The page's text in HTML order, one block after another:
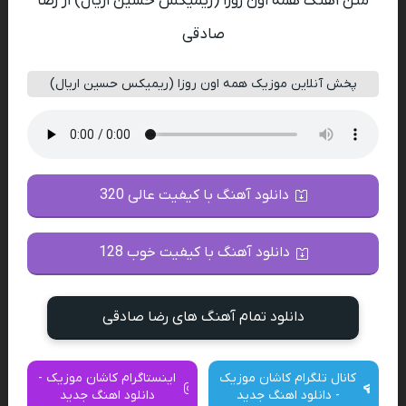
صادقی
پخش آنلاین موزیک همه اون روزا (ریمیکس حسین اریال)
دانلود آهنگ با کیفیت عالی 320
دانلود آهنگ با کیفیت خوب 128
دانلود تمام آهنگ های رضا صادقی
کانال تلگرام کاشان موزیک
- دانلود اهنگ جدید
اینستاگرام کاشان موزیک -
دانلود اهنگ جدید